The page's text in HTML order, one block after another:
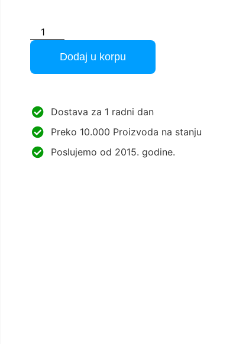
Dodaj u korpu
Dostava za 1 radni dan
Preko 10.000 Proizvoda na stanju
Poslujemo od 2015. godine.